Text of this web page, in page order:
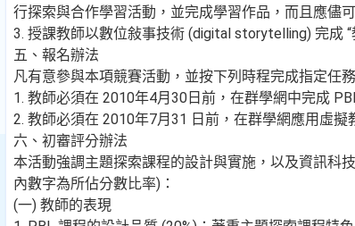
行探索與合作學習活動，並完成學習作品，而且應儘
3. 授課教師以數位敍事技術 (digital storytelling) 完成
五、報名辦法
凡有意參與本項競賽活動，並按下列時程完成指定任
1. 教師必須在 2010年4月30日前，在群學網中完成
2. 教師必須在 2010年7月31 日前，在群學網應用虛
六、初審評分辦法
本活動強調主題探索課程的設計與實施，以及資訊科
內數字為所佔分數比率)：
(一) 教師的表現